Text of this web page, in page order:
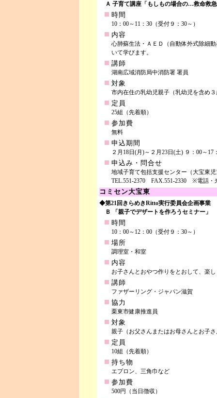
Ａ 子育て講座「もしもの場合の…救命
時間
10：00～11：30（受付９：30～）
内容
心肺蘇生法・ＡＥＤ（自動体外式除細
いて学びます。
講師
湖南広域消防局中消防署 署員
対象
市内在住の乳幼児親子（乳幼児を含め
定員
25組（先着順）
参加費
無料
申込期間
２月18日(月)～２月23日(土) ９：00～17
申込み・問合せ
地域子育て包括支援センター（大宝東
TEL.551-2370 FAX.551-2330 ※電話・
コミセン大宝東
◆第21回きらめきRitto実行委員会企画事業
Ｂ 「親子でデザートを作ろうセミナー
時間
10：00～12：00（受付９：30～）
場所
調理室・和室
内容
お子さんとおやつ作りをとおして、楽
講師
ファザーリング・ジャパン滋賀
協力
栗東市健康推進員
対象
親子（お父さんまたはお母さんとお子
定員
10組（先着順）
持ち物
エプロン、三角巾など
参加費
500円（当日徴収）